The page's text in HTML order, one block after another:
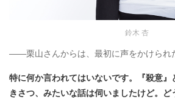
鈴木 杏
――栗山さんからは、最初に声をかけられ
特に何か言われてはいないです。『殺意
きさつ、みたいな話は伺いましたけど。